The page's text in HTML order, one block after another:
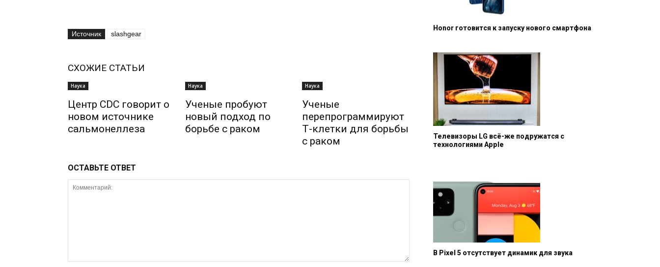
Источник slashgear
СХОЖИЕ СТАТЬИ
Наука
Центр CDC говорит о
новом источнике
сальмонеллеза
Наука
Ученые пробуют
новый подход по
борьбе с раком
Наука
Ученые
перепрограммируют
Т-клетки для борьбы
с раком
ОСТАВЬТЕ ОТВЕТ
Honor готовится к запуску нового смартфона
Телевизоры LG всё-же подружатся с
технологиями Apple
В Pixel 5 отсутствует динамик для звука